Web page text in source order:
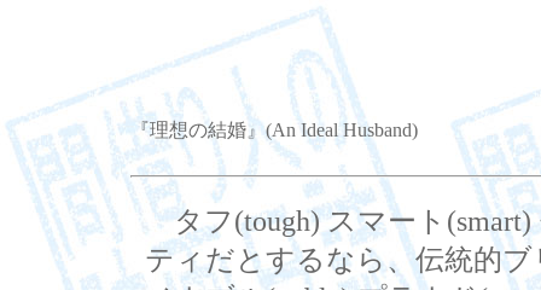
『理想の結婚』(An Ideal Husband)
タフ(tough) スマート(smart)
ティだとするなら、伝統的